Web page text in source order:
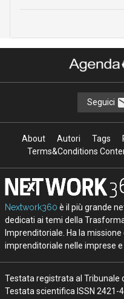
Seguici
About Autori Tags
Terms&Conditions
Nextwork360 è il più grande
dedicati ai temi della
Imprenditoriale. Ha la
imprenditoriale nelle imprese
Testata registrata al Tribunale
Testata scientifica ISSN 2421-